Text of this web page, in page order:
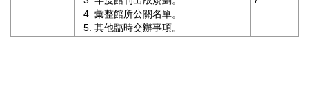
彙整館所公關名單。
其他臨時交辦事項。